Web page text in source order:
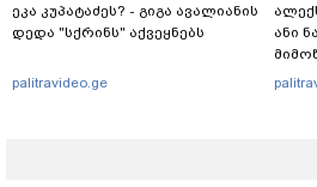
ეკა კუპატაძეს? - გიგა ავალიანის
დედა "სქრინს" აქვეყნებს
palitravideo.ge
ანი